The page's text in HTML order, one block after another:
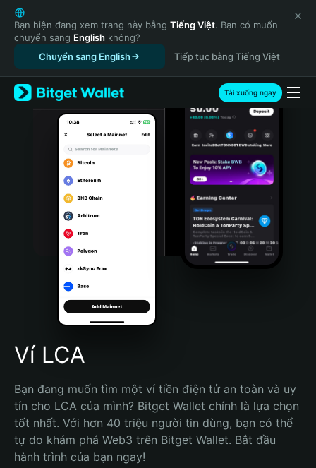
English
日本語
Tiếng Việt
Русский
Español (Latinoamérica)
Türkçe
Italiano
Português (Portugal)
Bahasa Indonesia
Português (Brasil)
Español (Argentina)
Bạn hiện đang xem trang này bằng Tiếng Việt. Bạn có muốn
chuyển sang English không?
Chuyển sang English
Tiếp tục bằng Tiếng Việt
Tải xuống ngay
Ví LCA
Bạn đang muốn tìm một ví tiền điện tử an toàn và uy
tín cho LCA của mình? Bitget Wallet chính là lựa chọn
tốt nhất. Với hơn 40 triệu người tin dùng, bạn có thể
tự do khám phá Web3 trên Bitget Wallet. Bắt đầu
hành trình của bạn ngay!